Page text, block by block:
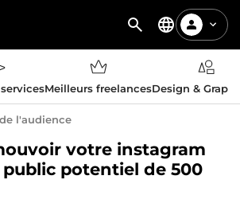
Meilleurs freelancesDesign &
l'audience
votre instagram
potentiel de 500